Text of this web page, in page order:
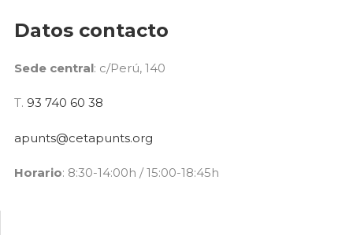
Datos contacto
Sede central: c/Perú, 140
T. 93 740 60 38
apunts@cetapunts.org
Horario: 8:30-14:00h / 15:00-18:45h